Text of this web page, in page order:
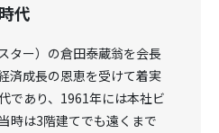
代
ター）の倉田泰蔵翁を会長
済成長の恩恵を受けて着実
であり、1961年には本社ビ
時は3階建てでも遠くまで